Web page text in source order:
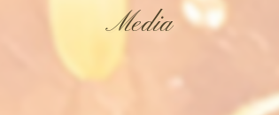
Media